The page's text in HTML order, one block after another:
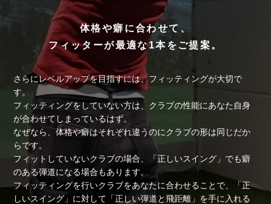
体格や癖に合わせて、
フィッターが最適な1本をご提案。
さらにレベルアップを目指すには、フィッティングが大切で
す。
フィッティングをしていない方は、クラブの性能にあなた自身
が合わせてしまっているはず。
なぜなら、体格や癖はそれぞれ違うのにクラブの形は同じだか
らです。
フィットしていないクラブの場合、「正しいスイング」でも癖
のある弾道になる場合もあります。
フィッティングを行いクラブをあなたに合わせることで、
「正
しいスイング」に対して「正しい弾道と飛距離」を手に入れる